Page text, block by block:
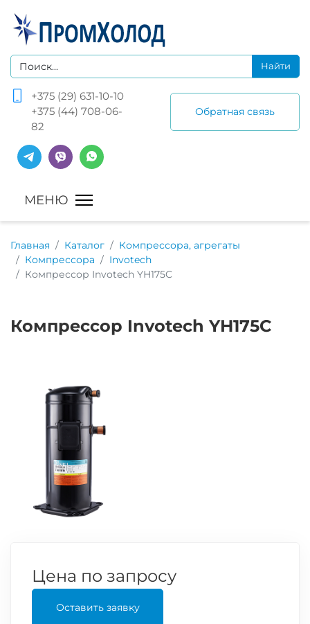
+375 (29) 631-10-10
+375 (44) 708-06-
82
Обратная связь
Главная Каталог
Компрессора, агрегаты
Компрессора
Invotech
Компрессор Invotech YH175C
Компрессор Invotech YH175C
Цена по запросу
Оставить заявку